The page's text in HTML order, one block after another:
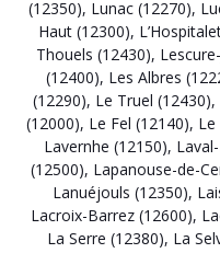
(12350), Lunac (12270),
Haut (12300),
Thouels (12430),
(12400), Les Albres
(12290), Le Truel (12430),
(12000), Le Fel (12140), Le
Lavernhe (12150),
(12500), Lapanouse-de-
Lanuéjouls (12350),
Lacroix-Barrez (12600),
La Serre (12380), La